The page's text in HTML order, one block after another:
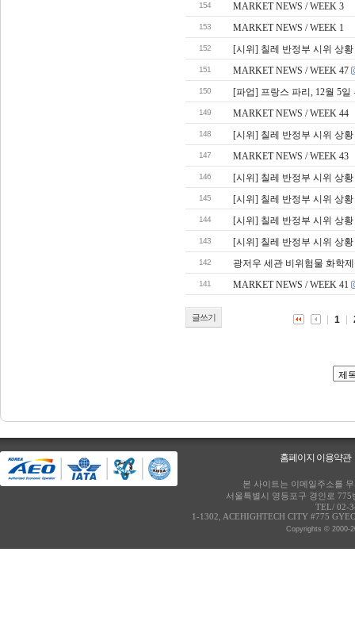
154 MARKET NEWS / WEEK 3
153 MARKET NEWS / WEEK 1
152 [시위] 칠레 반정부 시위 상
151 MARKET NEWS / WEEK 47
150 [파업] 프랑스 파리, 12월 5
149 MARKET NEWS / WEEK 44
148 [시위] 칠레 반정부 시위 상
147 MARKET NEWS / WEEK 43
146 [시위] 칠레 반정부 시위 상
145 [시위] 칠레 반정부 시위 상
144 [시위] 칠레 반정부 시위 상
143 [시위] 칠레 반정부 시위 상
142 광저우 세관 비위험물 화학
141 MARKET NEWS / WEEK 41
글쓰기 1
홈페이지 이용약관
본 사이트는 이메일주소를
서울특별시 영등포구 경인로
TEL/ 02-
1-1302, ACEHIGHTECH CITY #775
Copyrights © 2000-